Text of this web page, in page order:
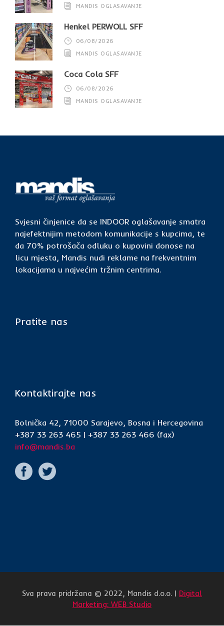
MANDIS OGLASAVANJE
Henkel PERWOLL SFF
06/08/2026
MANDIS OGLASAVANJE
Coca Cola SFF
06/08/2026
MANDIS OGLASAVANJE
Svjesni činjenice da se INDOOR oglašavanje smatra
najefektnijim metodom komunikacije s kupcima, te
da 70% potrošača odluku o kupovini donose na
licu mjesta, Mandis nudi reklame na frekventnim
lokacijama u najvećim tržnim centrima.
Pratite nas
Kontaktirajte nas
Bolnička 42, 71000 Sarajevo, Bosna i Hercegovina
+387 33 263 465 | +387 33 263 466 (fax)
info@mandis.ba
Sva prava pridržana © 2022, Mandis d.o.o. | Digital
Marketing: WEB Studio